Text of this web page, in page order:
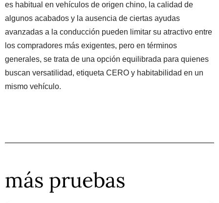
es habitual en vehículos de origen chino, la calidad de
algunos acabados y la ausencia de ciertas ayudas
avanzadas a la conducción pueden limitar su atractivo entre
los compradores más exigentes, pero en términos
generales, se trata de una opción equilibrada para quienes
buscan versatilidad, etiqueta CERO y habitabilidad en un
mismo vehículo.
más pruebas